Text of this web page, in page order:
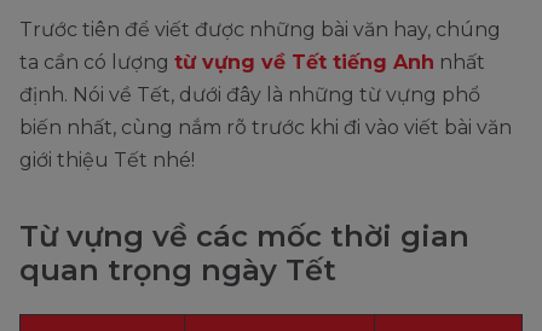
Trước tiên để viết được những bài văn hay, chúng
ta cần có lượng từ vựng về Tết tiếng Anh nhất
định. Nói về Tết, dưới đây là những từ vựng phổ
biến nhất, cùng nắm rõ trước khi đi vào viết bài văn
giới thiệu Tết nhé!
Từ vựng về các mốc thời gian
quan trọng ngày Tết